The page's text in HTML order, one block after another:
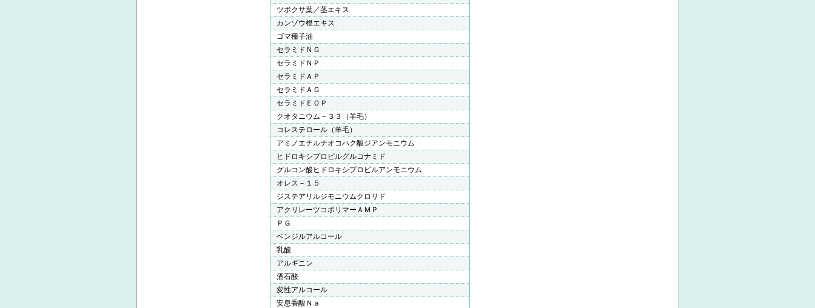
ツボクサ葉／茎エキス
カンゾウ根エキス
ゴマ種子油
セラミドＮＧ
セラミドＮＰ
セラミドＡＰ
セラミドＡＧ
セラミドＥＯＰ
クオタニウム－３３（羊毛）
コレステロール（羊毛）
アミノエチルチオコハク酸ジアンモニウム
ヒドロキシプロピルグルコナミド
グルコン酸ヒドロキシプロピルアンモニウム
オレス－１５
ジステアリルジモニウムクロリド
アクリレーツコポリマーＡＭＰ
ＰＧ
ベンジルアルコール
乳酸
アルギニン
酒石酸
変性アルコール
安息香酸Ｎａ